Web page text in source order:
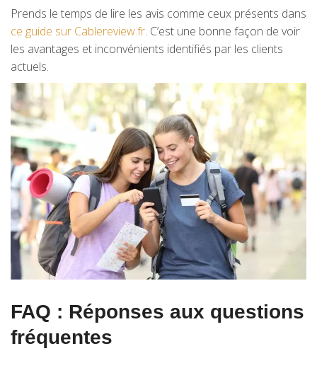
Prends le temps de lire les avis comme ceux présents dans
ce guide sur Cablereview.fr. C’est une bonne façon de voir
les avantages et inconvénients identifiés par les clients
actuels.
FAQ : Réponses aux questions
fréquentes